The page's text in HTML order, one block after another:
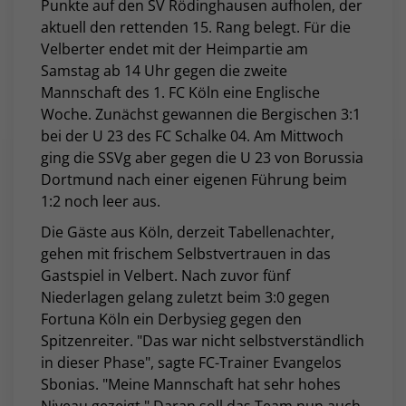
Punkte auf den SV Rödinghausen aufholen, der
aktuell den rettenden 15. Rang belegt. Für die
Velberter endet mit der Heimpartie am
Samstag ab 14 Uhr gegen die zweite
Mannschaft des 1. FC Köln eine Englische
Woche. Zunächst gewannen die Bergischen 3:1
bei der U 23 des FC Schalke 04. Am Mittwoch
ging die SSVg aber gegen die U 23 von Borussia
Dortmund nach einer eigenen Führung beim
1:2 noch leer aus.
Die Gäste aus Köln, derzeit Tabellenachter,
gehen mit frischem Selbstvertrauen in das
Gastspiel in Velbert. Nach zuvor fünf
Niederlagen gelang zuletzt beim 3:0 gegen
Fortuna Köln ein Derbysieg gegen den
Spitzenreiter. "Das war nicht selbstverständlich
in dieser Phase", sagte FC-Trainer Evangelos
Sbonias. "Meine Mannschaft hat sehr hohes